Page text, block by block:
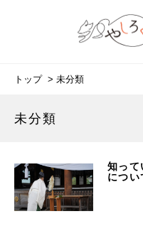
トップ> 未分類
未分類
知って
につい